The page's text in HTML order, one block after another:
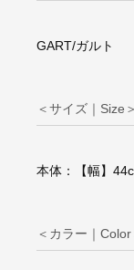
GART/ガルト
＜サイズ｜Size＞
本体：【幅】
＜カラー｜Color